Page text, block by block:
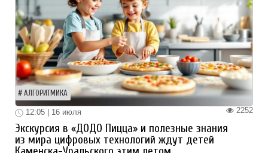
АЛГОРИТМИКА
2252
12:05 | 16 июля
Экскурсия в «ДОДО Пицца» и полезные знания
из мира цифровых технологий ждут детей